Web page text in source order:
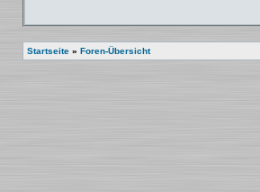
Startseite » Foren-Übersicht